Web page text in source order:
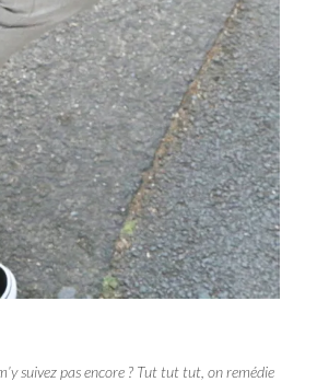
suivez pas encore ? Tut tut tut, on remédie